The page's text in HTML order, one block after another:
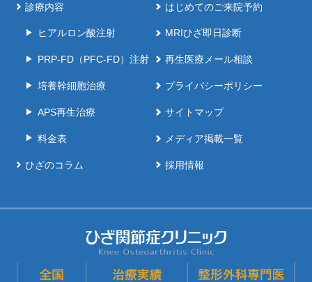
診療内容
ヒアルロン酸注射
PRP-FD（PFC-FD）注射
培養幹細胞治療
APS再生治療
料金表
ひざのコラム
はじめてのご来院予約
MRIひざ即日診断
再生医療メール相談
プライバシーポリシー
サイトマップ
メディア掲載一覧
採用情報